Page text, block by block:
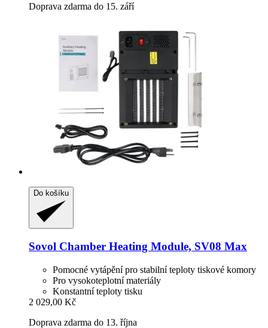
Doprava zdarma do 15. září
Do košíku
Sovol Chamber Heating Module, SV08 Max
Pomocné vytápění pro stabilní teploty tiskové komory
Pro vysokoteplotní materiály
Konstantní teploty tisku
2 029,00 Kč
Doprava zdarma do 13. října